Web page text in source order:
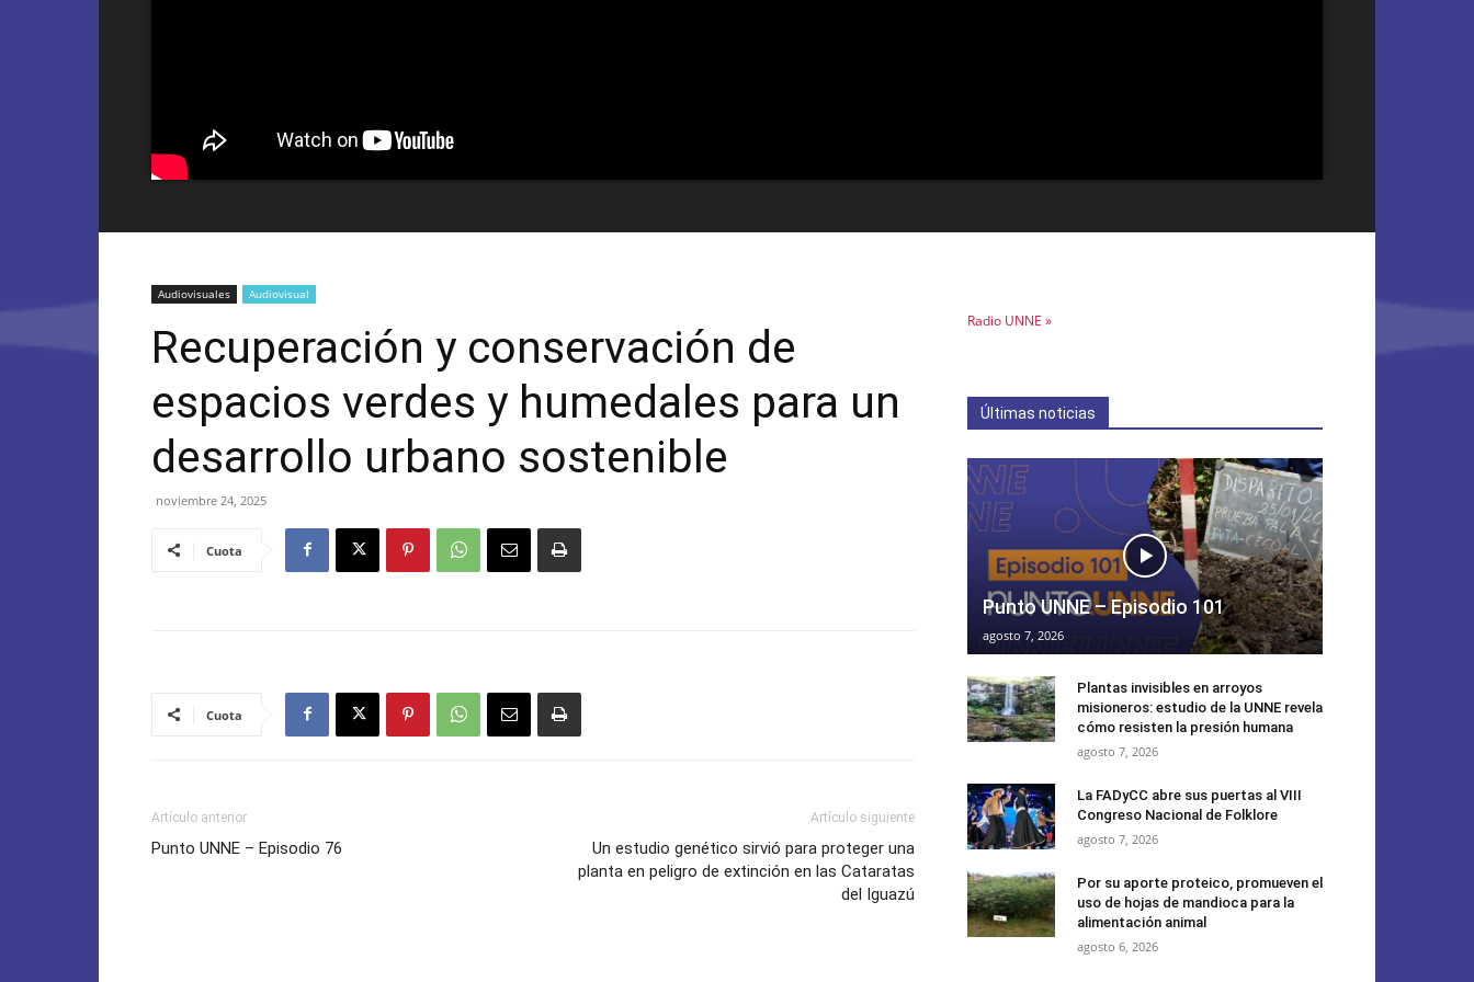
Audiovisuales Audiovisual
Recuperación y conservación de
espacios verdes y humedales para un
desarrollo urbano sostenible
noviembre 24, 2025
Cuota
Cuota
Artículo anterior
Punto UNNE – Episodio 76
Artículo siguiente
Un estudio genético sirvió para proteger una
planta en peligro de extinción en las Cataratas
del Iguazú
Radio UNNE »
Últimas noticias
Punto UNNE – Episodio 101
agosto 7, 2026
Plantas invisibles en arroyos
misioneros: estudio de la UNNE revela
cómo resisten la presión humana
agosto 7, 2026
La FADyCC abre sus puertas al VIII
Congreso Nacional de Folklore
agosto 7, 2026
Por su aporte proteico, promueven el
uso de hojas de mandioca para la
alimentación animal
agosto 6, 2026